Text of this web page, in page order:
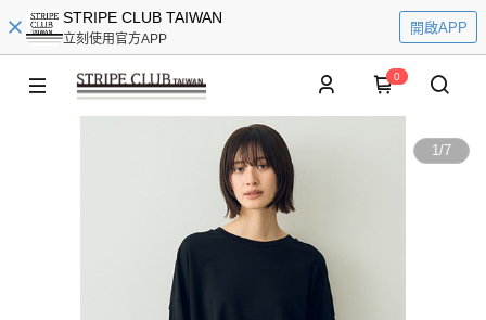
STRIPE CLUB TAIWAN
立刻使用官方APP
開啟APP
0
1/7